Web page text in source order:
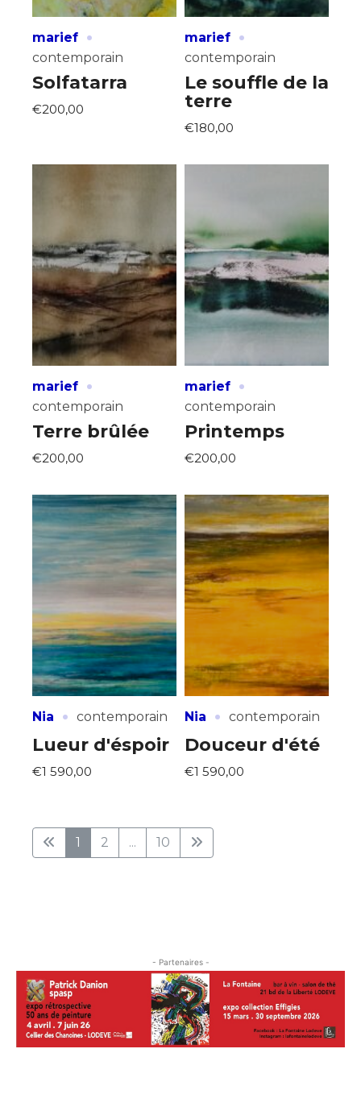
marief ·
contemporain
Solfatarra
€200,00
marief ·
contemporain
Le souffle de la
terre
€180,00
marief ·
contemporain
Terre brûlée
€200,00
marief ·
contemporain
Printemps
€200,00
Nia · contemporain
Lueur d'éspoir
€1 590,00
Nia · contemporain
Douceur d'été
€1 590,00
1 2 ... 10
- Partenaires -